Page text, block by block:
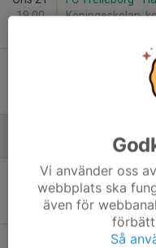
19:00
Köpingeskolan,
Hässleholms IF -
Österås IP B-plan
Sön 8
12:00
FK Karlskrona -
Lyckåvallen
0 - 4
Hässleholms IF -
Vi använder oss
webbplats ska
även för
Så